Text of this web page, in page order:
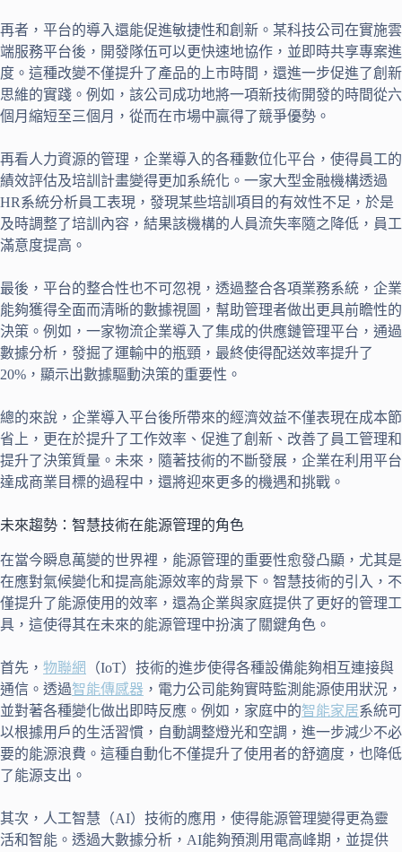
再者，平台的導入還能促進敏捷性和創新。某科技公司在實施雲
端服務平台後，開發隊伍可以更快速地協作，並即時共享專案進
度。這種改變不僅提升了產品的上市時間，還進一步促進了創新
思維的實踐。例如，該公司成功地將一項新技術開發的時間從六
個月縮短至三個月，從而在市場中贏得了競爭優勢。
再看人力資源的管理，企業導入的各種數位化平台，使得員工的
績效評估及培訓計畫變得更加系統化。一家大型金融機構透過
HR系統分析員工表現，發現某些培訓項目的有效性不足，於是
及時調整了培訓內容，結果該機構的人員流失率隨之降低，員工
滿意度提高。
最後，平台的整合性也不可忽視，透過整合各項業務系統，企業
能夠獲得全面而清晰的數據視圖，幫助管理者做出更具前瞻性的
決策。例如，一家物流企業導入了集成的供應鏈管理平台，通過
數據分析，發掘了運輸中的瓶頸，最終使得配送效率提升了
20%，顯示出數據驅動決策的重要性。
總的來說，企業導入平台後所帶來的經濟效益不僅表現在成本節
省上，更在於提升了工作效率、促進了創新、改善了員工管理和
提升了決策質量。未來，隨著技術的不斷發展，企業在利用平台
達成商業目標的過程中，還將迎來更多的機遇和挑戰。
未來趨勢：智慧技術在能源管理的角色
在當今瞬息萬變的世界裡，能源管理的重要性愈發凸顯，尤其是
在應對氣候變化和提高能源效率的背景下。智慧技術的引入，不
僅提升了能源使用的效率，還為企業與家庭提供了更好的管理工
具，這使得其在未來的能源管理中扮演了關鍵角色。
首先， 物聯網
（IoT）技術的進步使得各種設備能夠相互連接與
通信。透過智能傳感器 ，電力公司能夠實時監測能源使用狀況，
並對著各種變化做出即時反應。例如，家庭中的智能家居系統可
以根據用戶的生活習慣，自動調整燈光和空調，進一步減少不必
要的能源浪費。這種自動化不僅提升了使用者的舒適度，也降低
了能源支出。
其次，人工智慧（AI）技術的應用，使得能源管理變得更為靈
活和智能。透過大數據分析，AI能夠預測用電高峰期，並提供